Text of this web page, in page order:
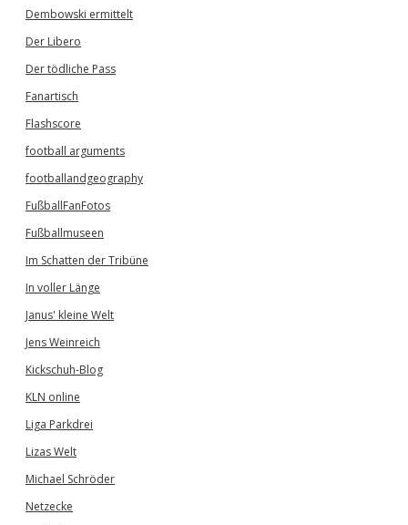
Dembowski ermittelt
Der Libero
Der tödliche Pass
Fanartisch
Flashscore
football arguments
footballandgeography
FußballFanFotos
Fußballmuseen
Im Schatten der Tribüne
In voller Länge
Janus' kleine Welt
Jens Weinreich
Kickschuh-Blog
KLN online
Liga Parkdrei
Lizas Welt
Michael Schröder
Netzecke